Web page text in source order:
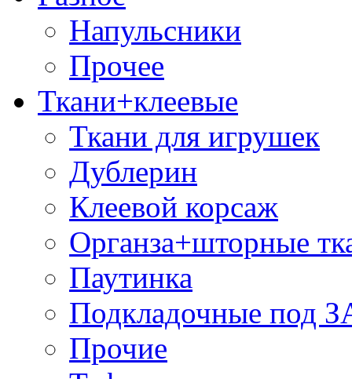
Напульсники
Прочее
Ткани+клеевые
Ткани для игрушек
Дублерин
Клеевой корсаж
Органза+шторные
Паутинка
Подкладочные под
Прочие